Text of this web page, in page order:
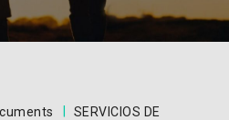
SERVICIOS DE